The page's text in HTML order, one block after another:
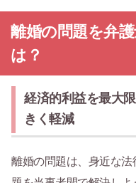
離婚の問題を弁
は？
経済的利益を最大
きく軽減
離婚の問題は、身近な